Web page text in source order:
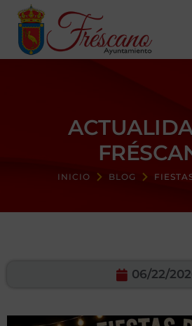
INICIO BLOG
06/22/